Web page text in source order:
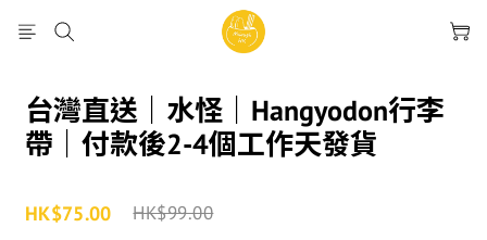
台灣直送｜水怪｜Hangyodon行李
帶｜付款後2-4個工作天發貨
HK$75.00 HK$99.00